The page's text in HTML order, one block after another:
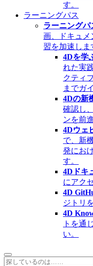
す。
ラーニングパス
ラーニングパ
画、ドキュメ
習を加速しま
4Dを学
れた実
クティ
までガ
4Dの新
確認し
ンを前
4Dウェ
で、新
発にお
す。
4Dドキ
にアク
4D
ジトリ
4D
トを通
い。